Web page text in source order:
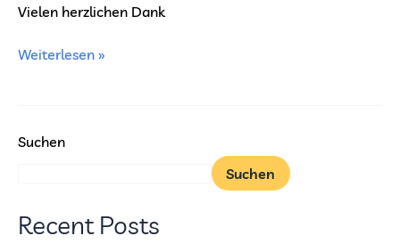
Vielen herzlichen Dank
Weiterlesen »
Suchen
Suchen
Recent Posts